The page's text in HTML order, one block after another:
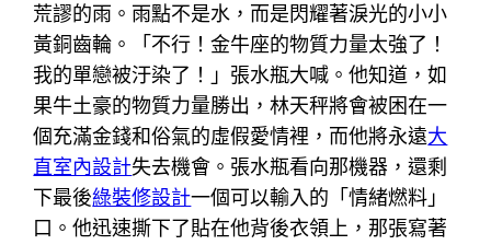
荒謬的雨。雨點不是水，而是閃耀著淚光的小小
黃銅齒輪。「不行！金牛座的物質力量太強了！
我的單戀被汙染了！」張水瓶大喊。他知道，如
果牛土豪的物質力量勝出，林天秤將會被困在一
個充滿金錢和俗氣的虛假愛情裡，而他將永遠大
直室內設計失去機會。張水瓶看向那機器，還剩
下最後綠裝修設計一個可以輸入的「情緒燃料」
口。他迅速撕下了貼在他背後衣領上，那張寫著